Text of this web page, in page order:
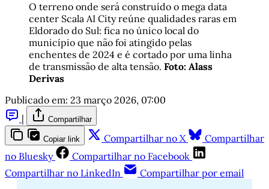
O terreno onde será construído o mega data
center Scala AI City reúne qualidades raras em
Eldorado do Sul: fica no único local do
município que não foi atingido pelas
enchentes de 2024 e é cortado por uma linha
de transmissão de alta tensão. Foto: Alass
Derivas
Publicado em: 23 março 2026, 07:00
|
Compartilhar
Copiar link Compartilhar no X
Compartilhar
no Bluesky
Compartilhar no Facebook
Compartilhar no LinkedIn
Compartilhar por email